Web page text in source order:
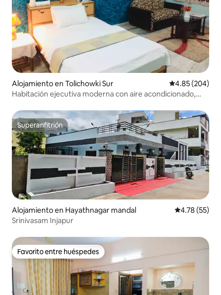
Alojamiento en Tolichowki Sur Calificación
4.85 (204)
Habitación ejecutiva moderna con aire acondicionado,
Superanfitrión
Superanfitrión
Alojamiento en Hayathnagar mandal Calificación
4.78 (55)
Srinivasam Injapur
Favorito entre huéspedes
Favorito entre huéspedes